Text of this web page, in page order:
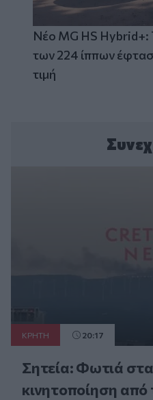
Νέο MG HS Hybrid+:
των 224 ίππων
τιμή
ΚΡΗΤΗ 20:17
Σητεία: Φωτιά
κινητοποίηση